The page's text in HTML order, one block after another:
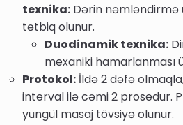
texnika: Dərin
tətbiq olunur.
Duodinamik texnika:
mexaniki hamarlanması
Protokol: İldə 2 dəfə
interval ilə cəmi 2 prosedur.
yüngül masaj tövsiyə olunur.